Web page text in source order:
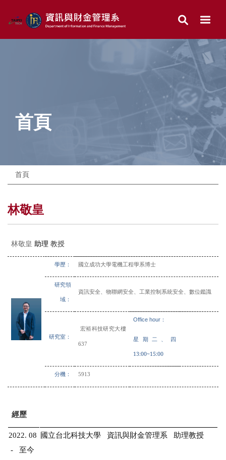
到
要
首頁
首頁
林敬皇
林敬皇 助理 教授
學歷： 國立成功大學電機工程學系博士
研究領
域：
資訊安全、物聯網安全、工業控制系統安全、數位鑑識
研究室：
宏裕科技研究大樓
637
Office hour ：
星期二、四
13:00~15:00
分機： 5913
經歷
2022. 08
- 至今
國立台北科技大學 資訊與財金管理系 助理教授